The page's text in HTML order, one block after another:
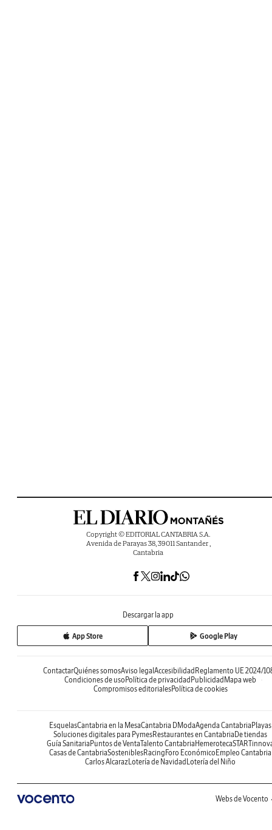
Copyright © EDITORIAL CANTABRIA S.A.
Avenida de Parayas 38, 39011 Santander ,
Cantabria
Descargar la app
App Store Google Play
ContactarQuiénes somosAviso legal Accesibilidad Reglamento UE 2024/
Condiciones de uso Política de privacidad Publicidad Mapa web
Compromisos editorialesPolítica de cookies
EsquelasCantabria en la MesaCantabria DModaAgenda Cantabria Playas
Soluciones digitales para PymesRestaurantes en Cantabria De tiendas
Guía Sanitaria Puntos de VentaTalento Cantabria Hemeroteca
Casas de CantabriaSosteniblesRacing Foro Económico Empleo Cantabria
Carlos AlcarazLotería de Navidad Lotería del Niño
Webs de Vocento